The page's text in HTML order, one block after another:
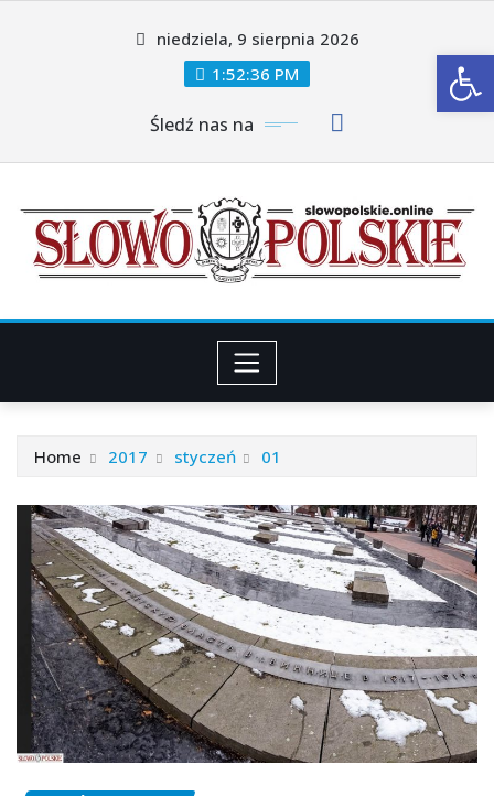
niedziela, 9 sierpnia 2026
1:52:37 PM
Śledź nas na
Home 2017 styczeń 01